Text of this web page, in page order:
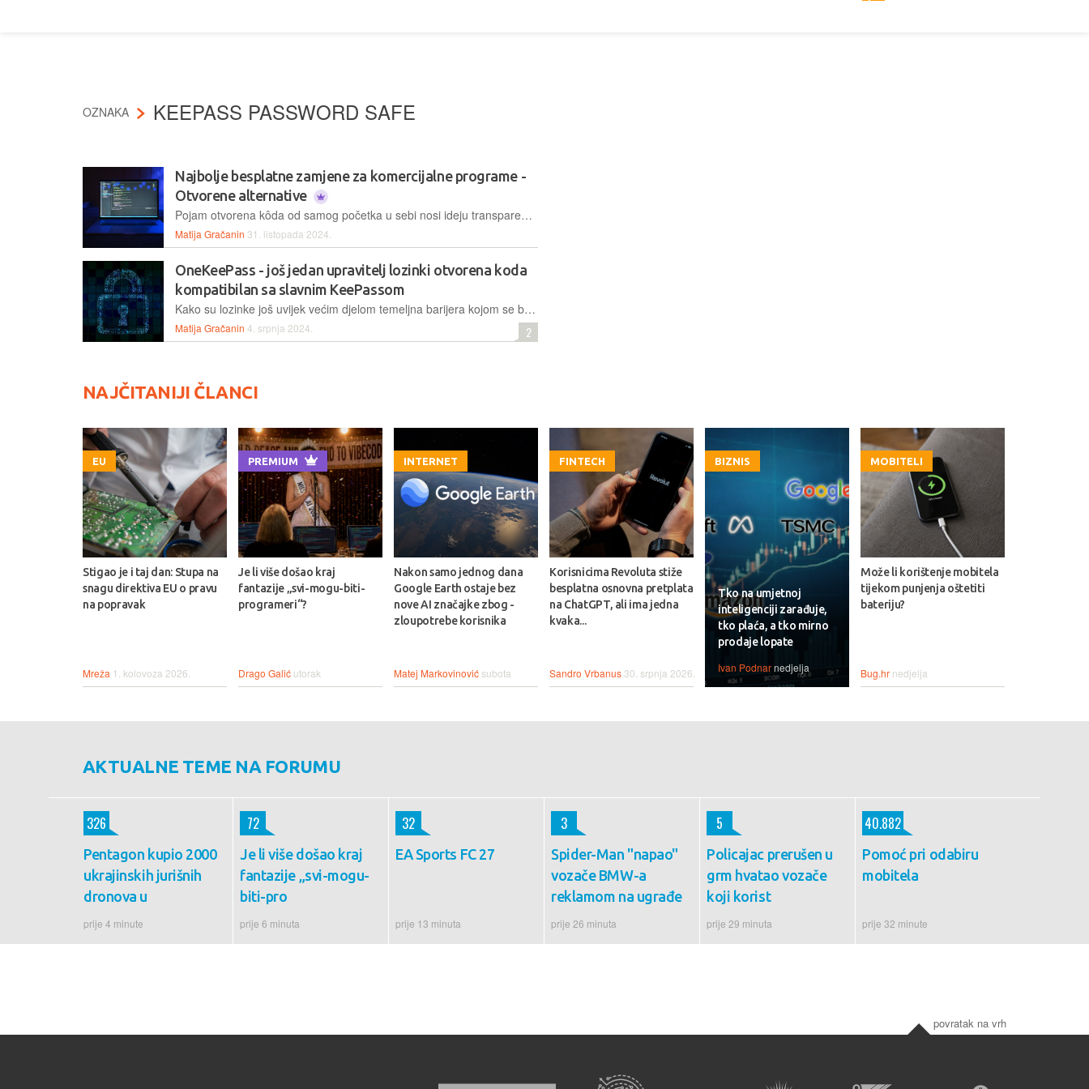
OZNAKA KEEPASS PASSWORD SAFE
Najbolje besplatne zamjene za komercijalne programe -
Otvorene alternative
Pojam otvorena kôda od samog početka u sebi nosi ideju transparentnosti i suradnje u području razvoja softvera s naglašenom slobodom, a suvremena softverska i brojna druga rješenja danas je nemoguće zamisliti bez otvorena kôda. Naime, čak se i vlasnički softver nerijetko oslanja na rješenja otvorena kôda, bilo da je riječ o čitavom sustavu, bilo samo o individualnoj biblioteci, dok je istodobno dostupan i punokrvni softver otvorena kôda koji može ozbiljno parirati, a dobrim dijelom i zamijeniti dobro poznati komercijalni softver. Ovo je tema koja je posvećena upravo tome…
Matija Gračanin 31. listopada 2024.
OneKeePass - još jedan upravitelj lozinki otvorena koda
kompatibilan sa slavnim KeePassom
Kako su lozinke još uvijek većim djelom temeljna barijera kojom se brane važni podaci od neovlaštena pristupa, tako je i dalje iznimno važno koristiti složene lozinke i redovito ih mijenjati. Upravo u tome pomažu upravitelji lozinkama kao što je ovaj…
Matija Gračanin 4. srpnja 2024. 2
NAJČITANIJI ČLANCI
EU
Stigao je i taj dan: Stupa na
snagu direktiva EU o pravu
na popravak
Mreža 1. kolovoza 2026.
PREMIUM
Je li više došao kraj
fantazije „svi-mogu-biti-
programeri“?
Drago Galić utorak
INTERNET
Nakon samo jednog dana
Google Earth ostaje bez
nove AI značajke zbog -
zloupotrebe korisnika
Matej Markovinović subota
FINTECH
Korisnicima Revoluta stiže
besplatna osnovna pretplata
na ChatGPT, ali ima jedna
kvaka...
Sandro Vrbanus 30. srpnja 2026.
BIZNIS
Tko na umjetnoj
inteligenciji zarađuje,
tko plaća, a tko mirno
prodaje lopate
Ivan Podnarnedjelja
MOBITELI
Može li korištenje mobitela
tijekom punjenja oštetiti
bateriju?
Bug.hr nedjelja
AKTUALNE TEME NA FORUMU
Pentagon kupio 2000
ukrajinskih jurišnih
dronova u
prije 4 minute
326
Je li više došao kraj
fantazije „svi-mogu-
biti-pro
prije 6 minuta
72
EA Sports FC 27
prije 13 minuta
32
Spider-Man "napao"
vozače BMW-a
reklamom na ugrađe
prije 26 minuta
3
Policajac prerušen u
grm hvatao vozače
koji korist
prije 29 minuta
5
Pomoć pri odabiru
mobitela
prije 32 minute
40.882
povratak na vrh